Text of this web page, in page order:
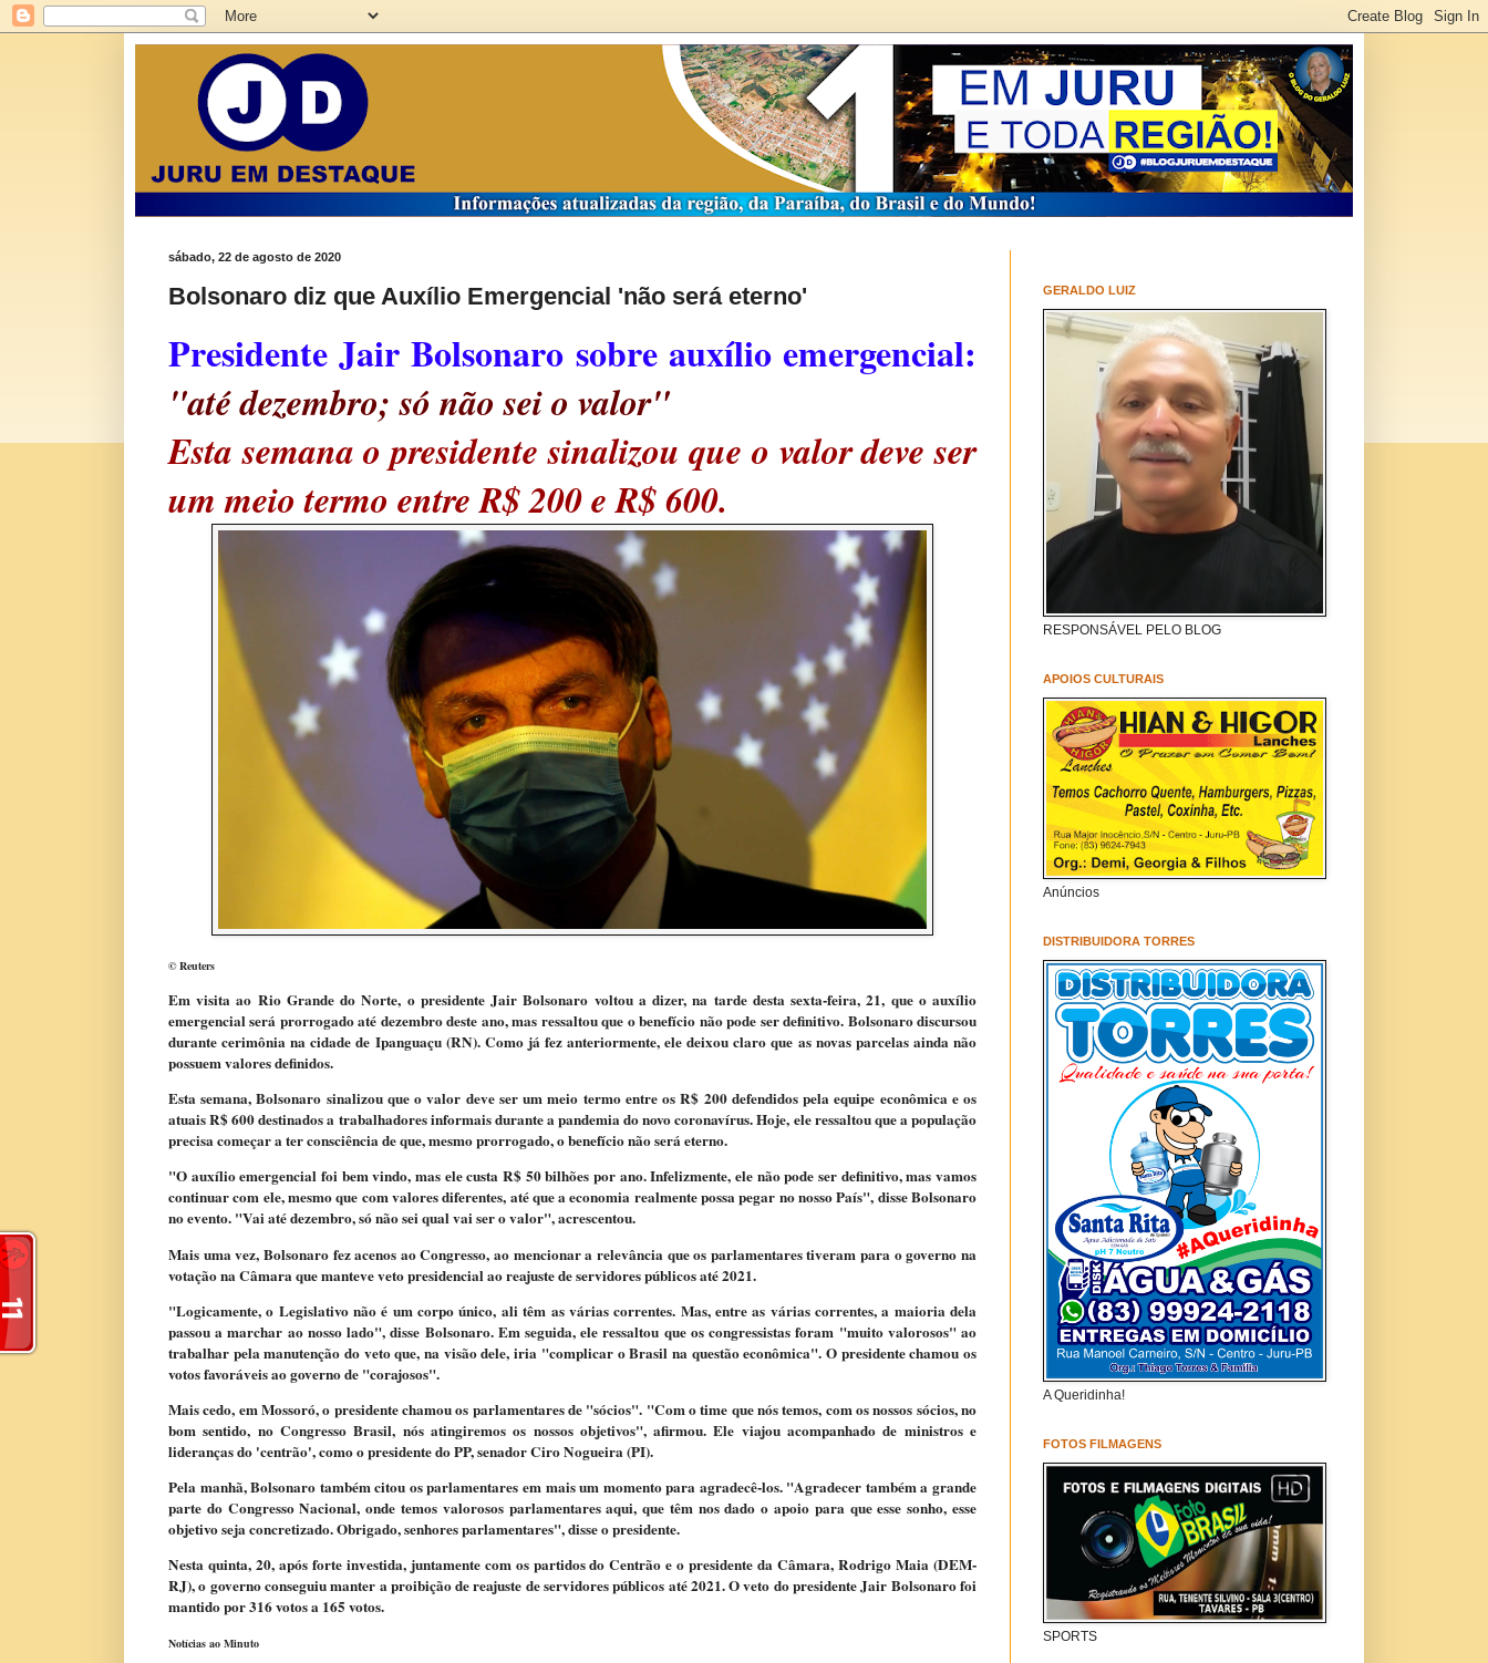
sábado, 22 de agosto de 2020
Bolsonaro diz que Auxílio Emergencial 'não será eterno'
Presidente Jair Bolsonaro sobre auxílio emergencial:
"até dezembro; só não sei o valor"
Esta semana o presidente sinalizou que o valor deve ser
um meio termo entre R$ 200 e R$ 600.
© Reuters
Em visita ao Rio Grande do Norte, o presidente Jair Bolsonaro voltou a dizer, na tarde desta sexta-feira, 21, que o auxílio
emergencial será prorrogado até dezembro deste ano, mas ressaltou que o benefício não pode ser definitivo. Bolsonaro discursou
durante cerimônia na cidade de Ipanguaçu (RN). Como já fez anteriormente, ele deixou claro que as novas parcelas ainda não
possuem valores definidos.
Esta semana, Bolsonaro sinalizou que o valor deve ser um meio termo entre os R$ 200 defendidos pela equipe econômica e os
atuais R$ 600 destinados a trabalhadores informais durante a pandemia do novo coronavírus. Hoje, ele ressaltou que a população
precisa começar a ter consciência de que, mesmo prorrogado, o benefício não será eterno.
"O auxílio emergencial foi bem vindo, mas ele custa R$ 50 bilhões por ano. Infelizmente, ele não pode ser definitivo, mas vamos
continuar com ele, mesmo que com valores diferentes, até que a economia realmente possa pegar no nosso País", disse Bolsonaro
no evento. "Vai até dezembro, só não sei qual vai ser o valor", acrescentou.
Mais uma vez, Bolsonaro fez acenos ao Congresso, ao mencionar a relevância que os parlamentares tiveram para o governo na
votação na Câmara que manteve veto presidencial ao reajuste de servidores públicos até 2021.
"Logicamente, o Legislativo não é um corpo único, ali têm as várias correntes. Mas, entre as várias correntes, a maioria dela
passou a marchar ao nosso lado", disse Bolsonaro. Em seguida, ele ressaltou que os congressistas foram "muito valorosos" ao
trabalhar pela manutenção do veto que, na visão dele, iria "complicar o Brasil na questão econômica". O presidente chamou os
votos favoráveis ao governo de "corajosos".
Mais cedo, em Mossoró, o presidente chamou os parlamentares de "sócios". "Com o time que nós temos, com os nossos sócios, no
bom sentido, no Congresso Brasil, nós atingiremos os nossos objetivos", afirmou. Ele viajou acompanhado de ministros e
lideranças do 'centrão', como o presidente do PP, senador Ciro Nogueira (PI).
Pela manhã, Bolsonaro também citou os parlamentares em mais um momento para agradecê-los. "Agradecer também a grande
parte do Congresso Nacional, onde temos valorosos parlamentares aqui, que têm nos dado o apoio para que esse sonho, esse
objetivo seja concretizado. Obrigado, senhores parlamentares", disse o presidente.
Nesta quinta, 20, após forte investida, juntamente com os partidos do Centrão e o presidente da Câmara, Rodrigo Maia (DEM-
RJ), o governo conseguiu manter a proibição de reajuste de servidores públicos até 2021. O veto do presidente Jair Bolsonaro foi
mantido por 316 votos a 165 votos.
Notícias ao Minuto
GERALDO LUIZ
RESPONSÁVEL PELO BLOG
APOIOS CULTURAIS
Anúncios
DISTRIBUIDORA TORRES
A Queridinha!
FOTOS FILMAGENS
SPORTS